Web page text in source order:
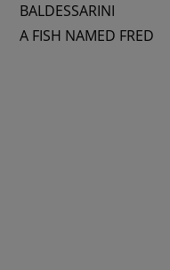
BALDESSARINI
A FISH NAMED FRED